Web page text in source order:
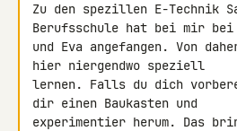
Zu den spezillen E-Technik
Berufsschule hat bei mir bei
und Eva angefangen. Von
hier niergendwo speziell
lernen. Falls du dich
dir einen Baukasten und
experimentier herum. Das